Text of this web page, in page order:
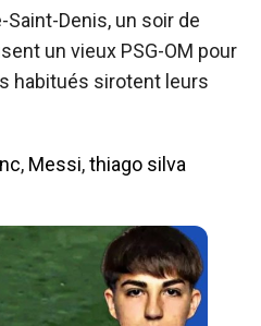
Denis, un soir de
un vieux PSG-OM pour
habitués sirotent leurs
, Messi,thiago silva